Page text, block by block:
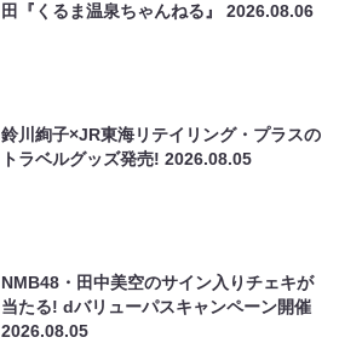
田『くるま温泉ちゃんねる』2026.08.06
鈴川絢子×JR東海リテイリング・プラスの
トラベルグッズ発売!2026.08.05
NMB48・田中美空のサイン入りチェキが
当たる! dバリューパスキャンペーン開催
2026.08.05